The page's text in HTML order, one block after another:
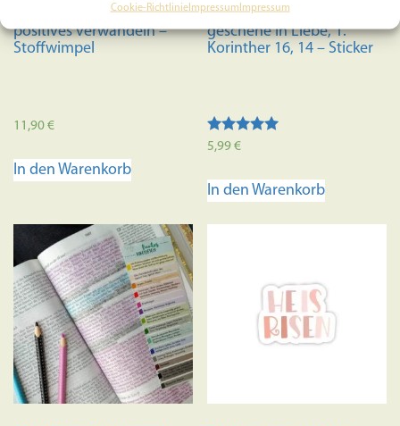
Cookie-RichtlinieImpressum Impressum
werden
Gott wird negatives in
positives verwandeln –
Stoffwimpel
11,90€
In den Warenkorb
5x Alles was ihr tut
geschehe in Liebe, 1.
Korinther 16, 14 – Sticker
Bewertet mit
5,99€
In den Warenkorb